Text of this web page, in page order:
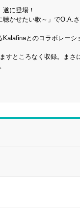
に登場！
かせたい歌～」でO.A.
とのコラボレー
ところなく収録。まさ